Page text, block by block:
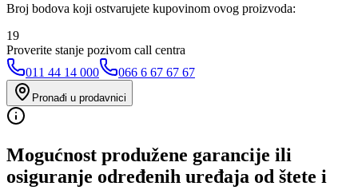
Broj bodova koji ostvarujete kupovinom ovog proizvoda:
19
Proverite stanje pozivom call centra
011 44 14 000
066 6 67 67 67
Pronađi u prodavnici
Mogućnost produžene garancije ili
osiguranje određenih uređaja od štete i